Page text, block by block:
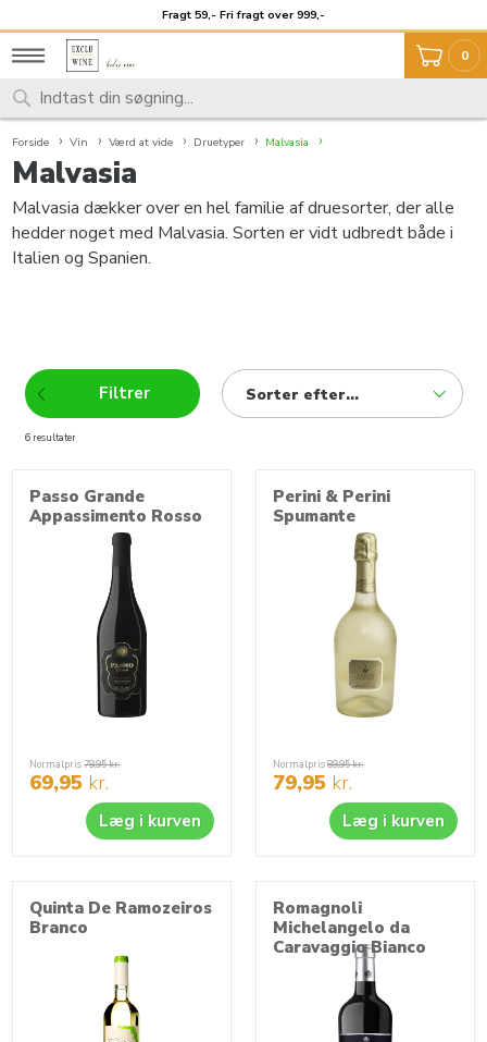
Unikt udvalg
Fragt 59,- Fri fragt over 999,-
0
Forside Vin Værd at vide Druetyper Malvasia
Malvasia
Malvasia dækker over en hel familie af druesorter, der alle
hedder noget med Malvasia. Sorten er vidt udbredt både i
Italien og Spanien.
Filtrer Sorter efter...
6 resultater
Passo Grande
Appassimento Rosso
69,95 kr.
Normalpris79,95kr.
Læg i kurven
Perini & Perini
Spumante
79,95 kr.
Normalpris89,95kr.
Læg i kurven
Quinta De Ramozeiros
Branco
Romagnoli
Michelangelo da
Caravaggio Bianco